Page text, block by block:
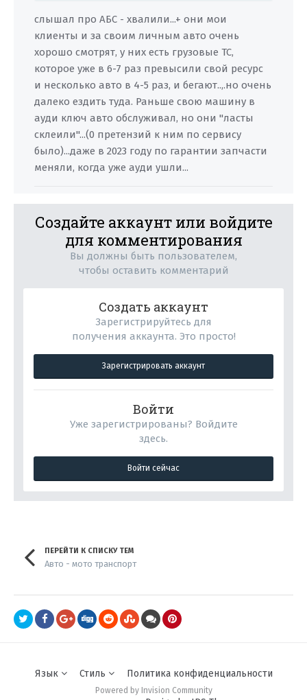
слышал про АБС - хвалили...+ они мои
клиенты и за своим личным авто очень
хорошо смотрят, у них есть грузовые ТС,
которое уже в 6-7 раз превысили свой ресурс
и несколько авто в 4-5 раз, и бегают..,.но очень
далеко ездить туда. Раньше свою машину в
ауди ключ авто обслуживал, но они "ласты
склеили"...(0 претензий к ним по сервису
было)...даже в 2023 году по гарантии запчасти
меняли, когда уже ауди ушли...
Создайте аккаунт или войдите
для комментирования
Вы должны быть пользователем,
чтобы оставить комментарий
Создать аккаунт
Зарегистрируйтесь для
получения аккаунта. Это просто!
Зарегистрировать аккаунт
Войти
Уже зарегистрированы? Войдите
здесь.
Войти сейчас
ПЕРЕЙТИ К СПИСКУ ТЕМ
Авто - мото транспорт
Язык Стиль Политика конфиденциальности
Powered by Invision Community